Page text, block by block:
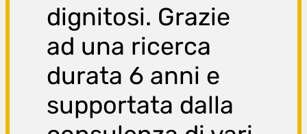
dignitosi. Grazie
ad una ricerca
durata 6 anni e
supportata dalla